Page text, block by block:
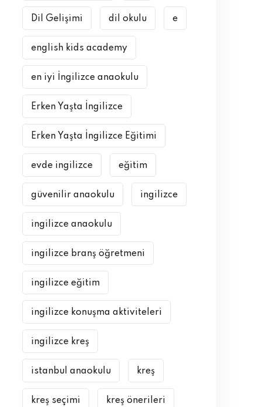
Dil Gelişimi dil okulu e
english kids academy
en iyi İngilizce anaokulu
Erken Yaşta İngilizce
Erken Yaşta İngilizce Eğitimi
evde ingilizce eğitim
güvenilir anaokulu ingilizce
ingilizce anaokulu
ingilizce branş öğretmeni
ingilizce eğitim
ingilizce konuşma aktiviteleri
ingilizce kreş
istanbul anaokulu kreş
kreş seçimi kreş önerileri